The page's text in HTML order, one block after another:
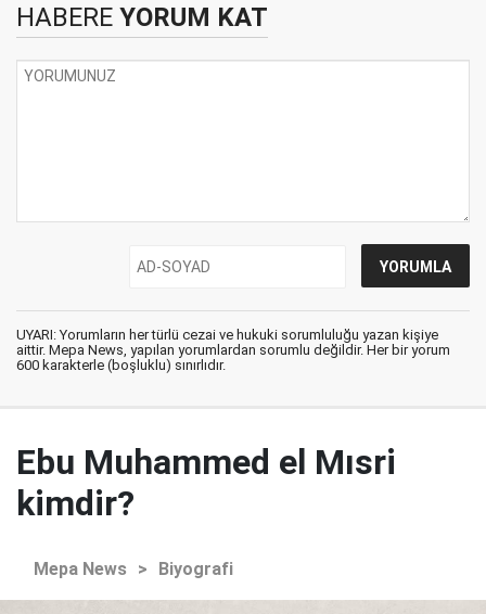
HABERE YORUM KAT
UYARI: Yorumların her türlü cezai ve hukuki sorumluluğu yazan kişiye
aittir. Mepa News, yapılan yorumlardan sorumlu değildir. Her bir yorum
600 karakterle (boşluklu) sınırlıdır.
Ebu Muhammed el Mısri
kimdir?
Mepa News > Biyografi